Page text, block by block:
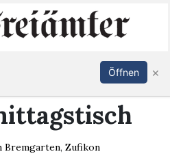
Abonnieren Anmelden
Bremgarten,Zufikon
Öffnen ×